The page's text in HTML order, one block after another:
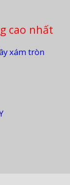
cao nhất
xám tròn